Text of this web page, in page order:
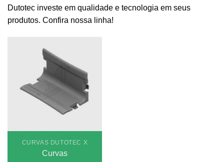
Dutotec investe em qualidade e tecnologia em seus
produtos. Confira nossa linha!
CURVAS DUTOTEC X
Curvas